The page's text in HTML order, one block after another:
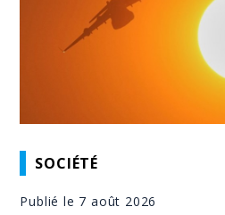
SOCIÉTÉ
Publié le 7 août 2026